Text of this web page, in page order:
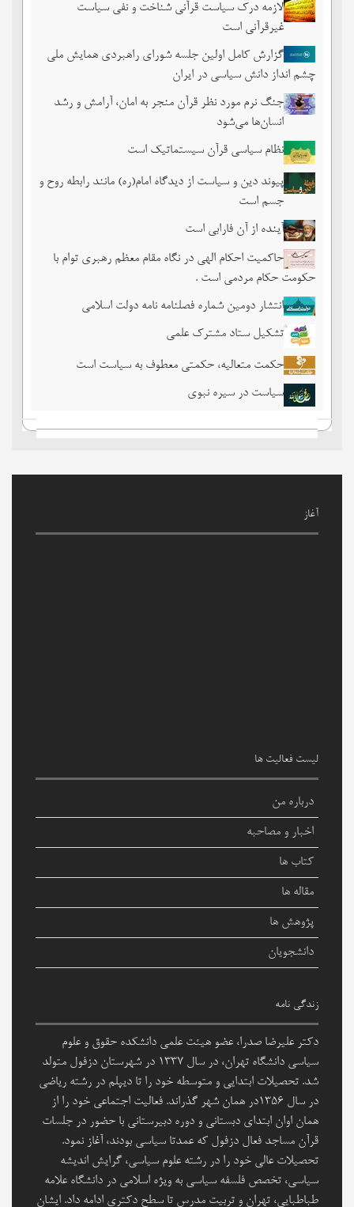
لازمه درک سیاست قرآنی شناخت و نفی سیاست
غیرقرآنی است
گزارش کامل اولین جلسه شورای راهبردی همایش ملی
چشم ‏انداز دانش سیاسی در ایران
جنگ نرم مورد نظر قرآن منجر به امان، آرامش و رشد
انسان‌ها می‌‌شود
نظام سیاسی قرآن سیستماتیک است
پیوند دین و سیاست از دیدگاه امام(ره) مانند رابطه روح و
جسم است
آینده از آن فارابی است
حاکمیت احکام الهی در نگاه مقام معظم رهبری توام با
حکومت حکام مردمی است .
انتشار دومین شماره فصلنامه نامه دولت اسلامی
تشکیل ستاد مشترک علمی
حکمت متعالیه، حکمتی معطوف به سیاست است
سیاست در سیره نبوی
آغاز
لیست فعالیت ها
درباره من
اخبار و مصاحبه
کتاب ها
مقاله ها
پژوهش ها
دانشجویان
زندگی نامه
دکتر علیرضا صدرا، عضو هیئت علمی دانشکده حقوق و علوم
سیاسی دانشگاه تهران، در سال ۱۳۳۷ در شهرستان دزفول متولد
شد. تحصیلات ابتدایی و متوسطه خود را تا دیپلم در رشته ریاضی
در سال ۱۳۵۶در همان شهر گذراند. فعالیت اجتماعی خود را از
همان اوان ابتدای دبستانی و دوره دبیرستانی با حضور در جلسات
قرآن مساجد فعال دزفول که عمدتا سیاسی بودند، آغاز نمود.
تحصیلات عالی خود را در رشته علوم سیاسی، گرایش اندیشه
سیاسی، تخصص فلسفه سیاسی به ویژه اسلامی در دانشگاه علامه
طباطبایی، تهران و تربیت مدرس تا سطح دکتری ادامه داد. ایشان